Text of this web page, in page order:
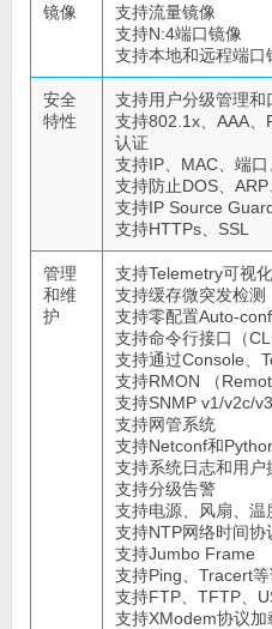
镜像
支持流量镜像
支持N:4端口镜像
支持本地和远程端口
安全
特性
支持用户分级管理和
支持802.1x、AAA、
认证
支持IP、MAC、端
支持防止DOS、
支持IP Source
支持HTTPs、SSL
管理
和维
护
支持Telemetry可视
支持缓存微突发检测
支持零配置Auto-
支持命令行接口（
支持通过Console、
支持RMON （
支持SNMP v1/v2c/v3
支持网管系统
支持Netconf和
支持系统日志和用户
支持分级告警
支持电源、风扇、温
支持NTP网络时间协
支持Jumbo Frame
支持Ping、Tracert
支持FTP、TFTP、
支持XModem协议加